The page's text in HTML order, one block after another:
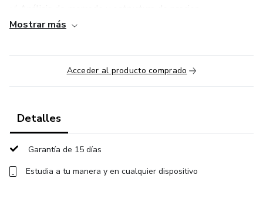
✅ Gestión de riesgo y control emocional en el trading.
Este curso está diseñado para principiantes que desean
su operativa. Accede a material exclusivo, clases
detalladas y una comunidad de apoyo.
Mostrar más
Acceder al producto comprado
Detalles
Garantía de 15 días
Estudia a tu manera y en cualquier dispositivo